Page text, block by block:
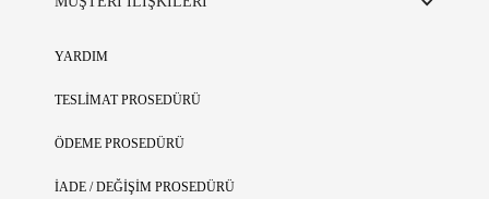
YARDIM
TESLİMAT PROSEDÜRÜ
ÖDEME PROSEDÜRÜ
İADE / DEĞİŞİM PROSEDÜRÜ